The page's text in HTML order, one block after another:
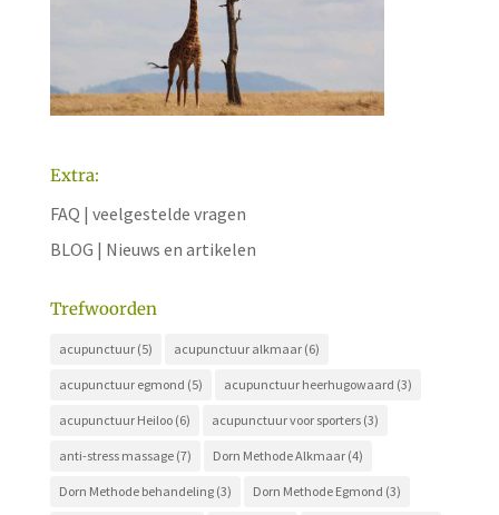
Extra:
FAQ | veelgestelde vragen
BLOG | Nieuws en artikelen
Trefwoorden
acupunctuur(5) acupunctuur alkmaar(6)
acupunctuur egmond (5) acupunctuur heerhugowaard (3)
acupunctuur Heiloo(6) acupunctuur voor sporters(3)
anti-stress massage(7) Dorn Methode Alkmaar(4)
Dorn Methode behandeling(3) Dorn Methode Egmond (3)